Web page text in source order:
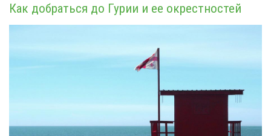
Как добраться до Гурии и ее окрестностей